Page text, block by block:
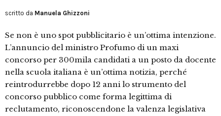
scritto da Manuela Ghizzoni
Se non è uno spot pubblicitario è un’ottima intenzione.
L’annuncio del ministro Profumo di un maxi
concorso per 300mila candidati a un posto da docente
nella scuola italiana è un’ottima notizia, perché
reintrodurrebbe dopo 12 anni lo strumento del
concorso pubblico come forma legittima di
reclutamento, riconoscendone la valenza legislativa